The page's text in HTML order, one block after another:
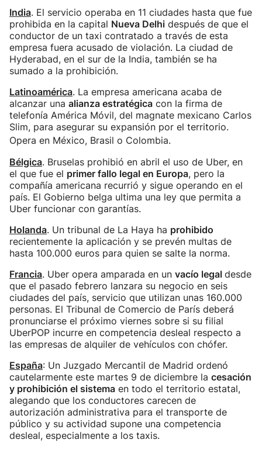
India. El servicio operaba en 11 ciudades hasta que fue
prohibida en la capital Nueva Delhi después de que el
conductor de un taxi contratado a través de esta
empresa fuera acusado de violación. La ciudad de
Hyderabad, en el sur de la India, también se ha
sumado a la prohibición.
Latinoamérica. La empresa americana acaba de
alcanzar una alianza estratégica con la firma de
telefonía América Móvil, del magnate mexicano Carlos
Slim, para asegurar su expansión por el territorio.
Opera en México, Brasil o Colombia.
Bélgica. Bruselas prohibió en abril el uso de Uber, en
el que fue el primer fallo legal en Europa, pero la
compañía americana recurrió y sigue operando en el
país. El Gobierno belga ultima una ley que permita a
Uber funcionar con garantías.
Holanda. Un tribunal de La Haya ha prohibido
recientemente la aplicación y se prevén multas de
hasta 100.000 euros para quien se salte la norma.
Francia. Uber opera amparada en un vacío legal desde
que el pasado febrero lanzara su negocio en seis
ciudades del país, servicio que utilizan unas 160.000
personas. El Tribunal de Comercio de París deberá
pronunciarse el próximo viernes sobre si su filial
UberPOP incurre en competencia desleal respecto a
las empresas de alquiler de vehículos con chófer.
España: Un Juzgado Mercantil de Madrid ordenó
cautelarmente este martes 9 de diciembre la cesación
y prohibición el sistema en todo el territorio estatal,
alegando que los conductores carecen de
autorización administrativa para el transporte de
público y su actividad supone una competencia
desleal, especialmente a los taxis.